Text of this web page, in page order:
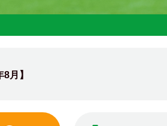
月】